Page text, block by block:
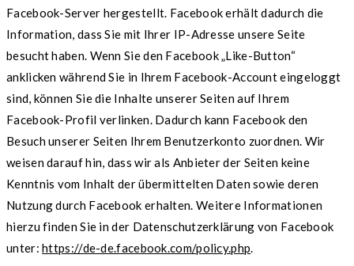
Facebook-Server hergestellt. Facebook erhält dadurch die
Information, dass Sie mit Ihrer IP-Adresse unsere Seite
besucht haben. Wenn Sie den Facebook „Like-Button“
anklicken während Sie in Ihrem Facebook-Account eingeloggt
sind, können Sie die Inhalte unserer Seiten auf Ihrem
Facebook-Profil verlinken. Dadurch kann Facebook den
Besuch unserer Seiten Ihrem Benutzerkonto zuordnen. Wir
weisen darauf hin, dass wir als Anbieter der Seiten keine
Kenntnis vom Inhalt der übermittelten Daten sowie deren
Nutzung durch Facebook erhalten. Weitere Informationen
hierzu finden Sie in der Datenschutzerklärung von Facebook
unter:https://de-de.facebook.com/policy.php.